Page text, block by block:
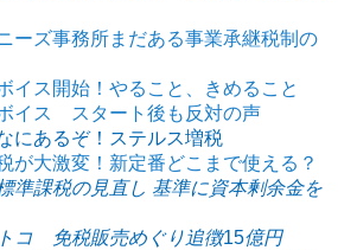
ズ事務所まだある事業承継税制の
ス開始！やること、きめること
イス スタート後も反対の声
あるぞ！ステルス増税
大激変！新定番どこまで使える？
課税の見直し 基準に資本剰余金を
コ 免税販売めぐり追徴15億円